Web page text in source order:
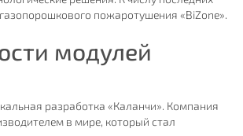
пожаротушения «BiZone».
модулей
разработка «Каланчи». Компания
в мире, который стал